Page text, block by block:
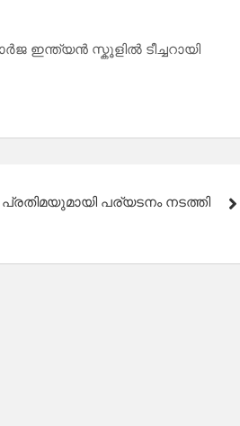
ഇന്ത്യൻ സ്കൂളിൽ ടീച്ചറായി
പ്രതിമയുമായി പര്യടനം നടത്തി